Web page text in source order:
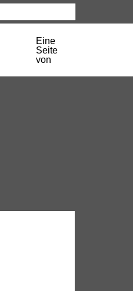
Eine
Seite
von